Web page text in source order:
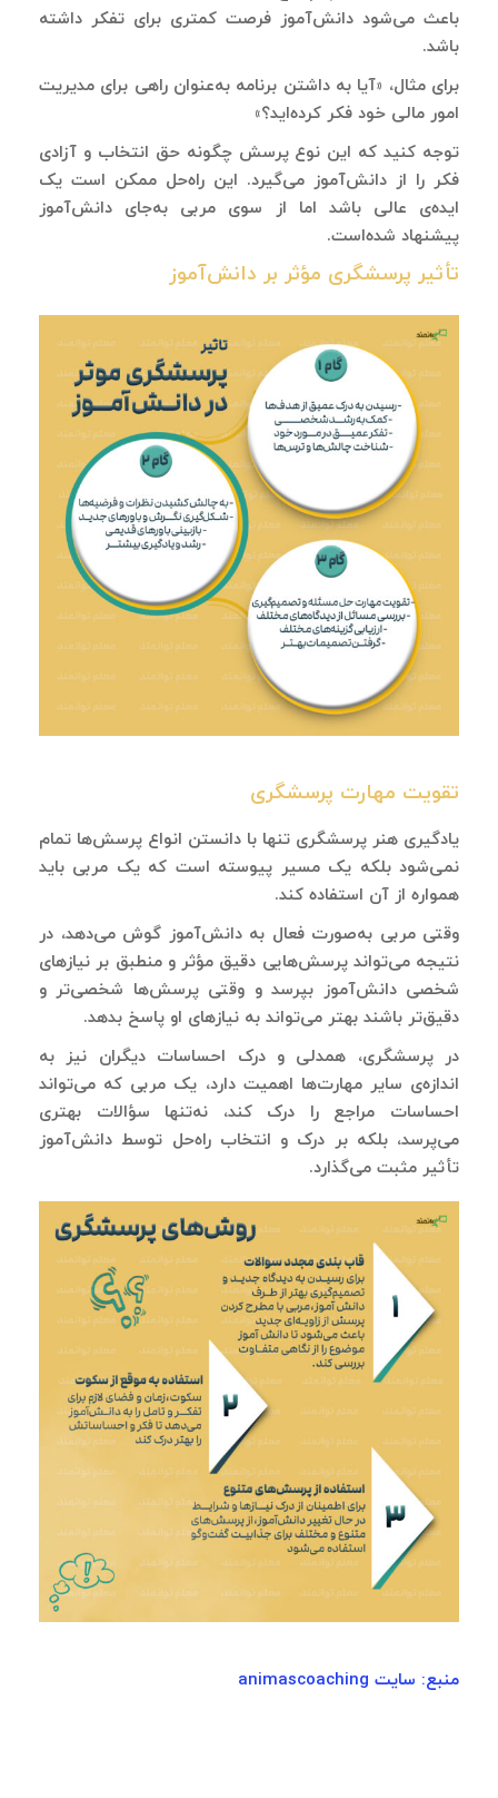
باعث می‌شود دانش‌آموز فرصت کمتری برای تفکر داشته
‌باشد.
برای مثال، «آیا به داشتن برنامه به‌عنوان راهی برای مدیریت
امور مالی خود فکر کرده‌اید؟»
توجه کنید که این نوع پرسش چگونه حق انتخاب و آزادی
فکر را از دانش‌آموز می‌گیرد. این راه‌حل ممکن است یک
ایده‌ی عالی باشد اما از سوی مربی به‌جای دانش‌آموز
پیشنهاد شده‌است.
تأثیر پرسشگری مؤثر بر دانشآموز
تقویت مهارت پرسشگری
یادگیری هنر پرسشگری تنها با دانستن انواع پرسش‌ها تمام
نمی‌شود بلکه یک مسیر پیوسته است که یک مربی باید
همواره از آن استفاده کند.
وقتی مربی به‌صورت فعال به دانش‌آموز گوش می‌دهد، در
نتیجه می‌تواند پرسش‌هایی دقیق مؤثر و منطبق بر نیازهای
شخصی دانش‌آموز بپرسد و وقتی پرسش‌ها شخصی‌تر و
دقیق‌تر باشند بهتر می‌تواند به نیازهای او پاسخ بدهد.
در پرسشگری، همدلی و درک احساسات دیگران نیز به
‌اندازه‌ی سایر مهارت‌ها اهمیت دارد، یک مربی که می‌تواند
احساسات مراجع را درک کند، نه‌تنها سؤالات بهتری
می‌پرسد، بلکه بر درک و انتخاب راه‌حل توسط دانش‌آموز
تأثیر مثبت می‌گذارد.
​منبع: سایت animascoaching